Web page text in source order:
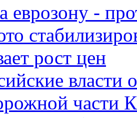
еврозону -
рост цен
власти
части